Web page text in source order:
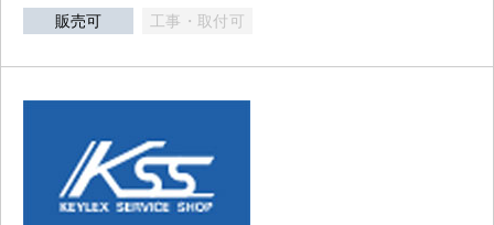
販売可 工事・取付可